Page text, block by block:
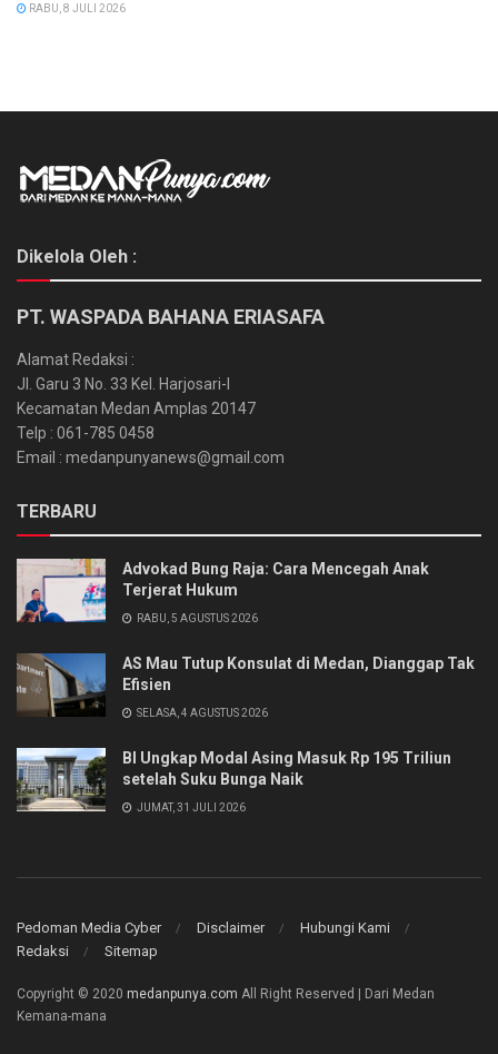
RABU, 8 JULI 2026
Dikelola Oleh :
PT. WASPADA BAHANA ERIASAFA
Alamat Redaksi :
Jl. Garu 3 No. 33 Kel. Harjosari-I
Kecamatan Medan Amplas 20147
Telp : 061-785 0458
Email : medanpunyanews@gmail.com
TERBARU
Advokad Bung Raja: Cara Mencegah Anak
Terjerat Hukum
RABU, 5 AGUSTUS 2026
AS Mau Tutup Konsulat di Medan, Dianggap Tak
Efisien
SELASA, 4 AGUSTUS 2026
BI Ungkap Modal Asing Masuk Rp 195 Triliun
setelah Suku Bunga Naik
JUMAT, 31 JULI 2026
Pedoman Media Cyber Disclaimer
Hubungi Kami
Redaksi
Sitemap
Copyright © 2020 medanpunya.com All Right Reserved | Dari Medan
Kemana-mana